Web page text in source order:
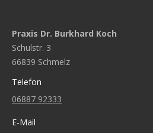
Praxis Dr. Burkhard Koch
Schulstr. 3
66839 Schmelz
Telefon
06887 92333
E-Mail